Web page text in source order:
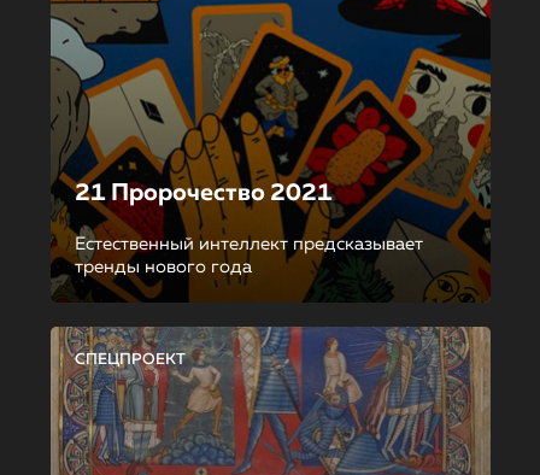
21 Пророчество 2021
Естественный интеллект предсказывает
тренды нового года
СПЕЦПРОЕКТ